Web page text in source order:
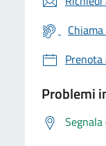
Problemi